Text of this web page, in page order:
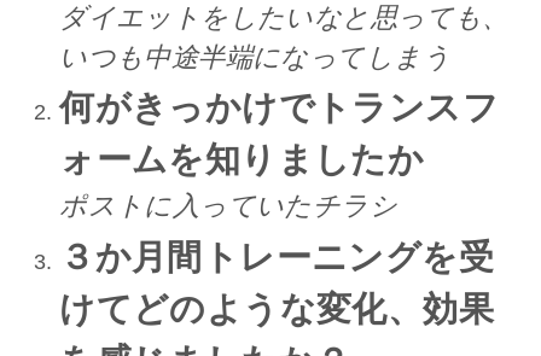
ダイエットをしたいなと思っても、
いつも中途半端になってしまう
何がきっかけでトランスフ
ォームを知りましたか
ポストに入っていたチラシ
３か月間トレーニングを受
けてどのような変化、効果